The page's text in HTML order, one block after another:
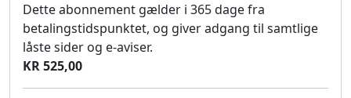
Dette abonnement gælder i 365 dage fra
betalingstidspunktet, og giver adgang til samtlige
låste sider og e-aviser.
KR 525,00